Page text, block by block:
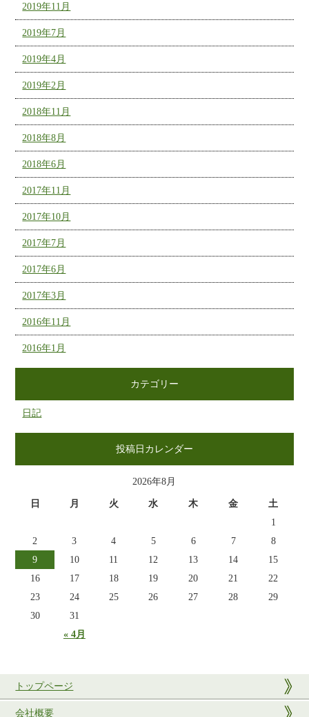
2019年11月
2019年7月
2019年4月
2019年2月
2018年11月
2018年8月
2018年6月
2017年11月
2017年10月
2017年7月
2017年6月
2017年3月
2016年11月
2016年1月
カテゴリー
日記
投稿日カレンダー
2026年8月
日 月 火 水 木 金 土
« 4月
1
2
3 4 5 6 7
8
9
10 11 12 13 14
15
16
17 18 19 20 21
22
23
24 25 26 27 28
29
30
31
トップページ
会社概要